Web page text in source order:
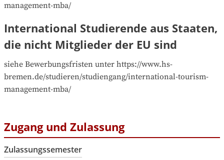
management-mba/
International Studierende aus Staaten,
die nicht Mitglieder der EU sind
siehe Bewerbungsfristen unter https://www.hs-
bremen.de/studieren/studiengang/international-tourism-
management-mba/
Zugang und Zulassung
Zulassungssemester